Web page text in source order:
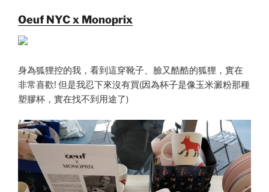
Oeuf NYC x Monoprix
身為狐狸控的我，看到這穿靴子、臉又酷酷的狐狸，實在
非常喜歡! 但是我忍下來沒有買(因為杯子是像玉米澱粉那種
塑膠杯，實在找不到用途了)